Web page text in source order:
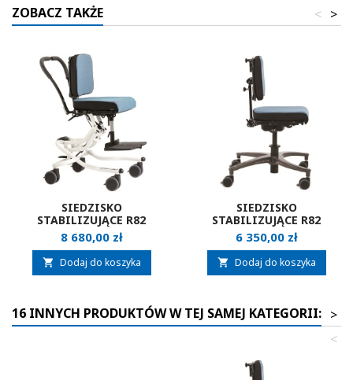
ZOBACZ TAKŻE >
<
SIEDZISKO
STABILIZUJĄCE R82
WOMBAT LIVING
Cena
8 680,00 zł
 Dodaj do koszyka
SIEDZISKO
STABILIZUJĄCE R82
WOMBAT SOLO
Cena
6 350,00 zł
 Dodaj do koszyka
16 INNYCH PRODUKTÓW W TEJ SAMEJ KATEGORII: >
<